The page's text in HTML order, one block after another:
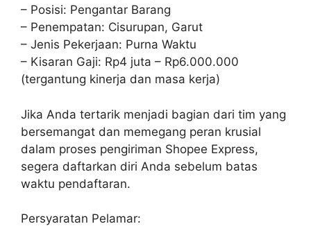
– Posisi: Pengantar Barang
– Penempatan: Cisurupan, Garut
– Jenis Pekerjaan: Purna Waktu
– Kisaran Gaji: Rp4 juta – Rp6.000.000
(tergantung kinerja dan masa kerja)
Jika Anda tertarik menjadi bagian dari tim yang
bersemangat dan memegang peran krusial
dalam proses pengiriman Shopee Express,
segera daftarkan diri Anda sebelum batas
waktu pendaftaran.
Persyaratan Pelamar: